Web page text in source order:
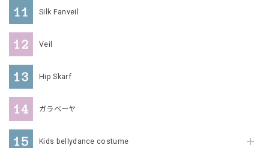
Silk Fanveil
Veil
Hip Skarf
ガラベーヤ
Kids bellydance costume